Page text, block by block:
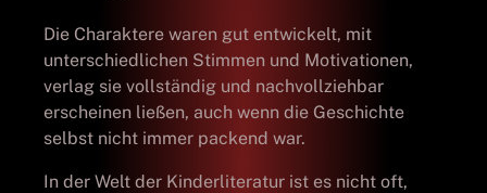
Die Charaktere waren gut entwickelt, mit
unterschiedlichen Stimmen und Motivationen,
verlag sie vollständig und nachvollziehbar
erscheinen ließen, auch wenn die Geschichte
selbst nicht immer packend war.
In der Welt der Kinderliteratur ist es nicht oft,